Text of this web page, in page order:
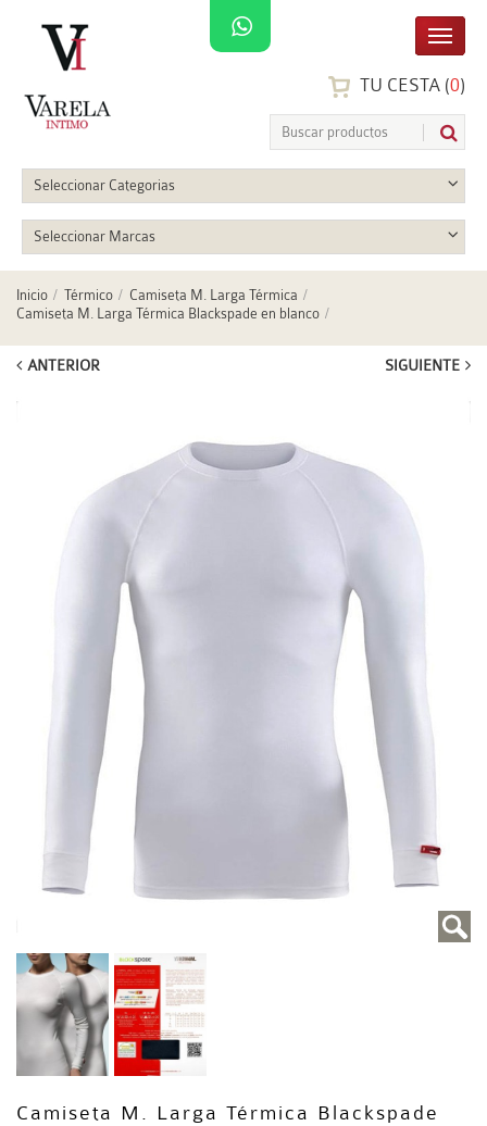
TU CESTA (0)
Seleccionar Categorias
Seleccionar Marcas
Inicio Térmico
Camiseta M. Larga Térmica
Camiseta M. Larga Térmica Blackspade en blanco
ANTERIOR SIGUIENTE
Camiseta M. Larga Térmica Blackspade